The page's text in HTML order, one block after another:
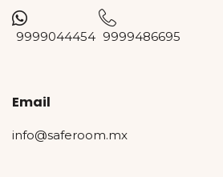
9999044454 9999486695
Email
info@saferoom.mx